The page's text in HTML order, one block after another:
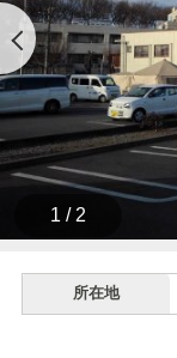
1 / 2
所在地